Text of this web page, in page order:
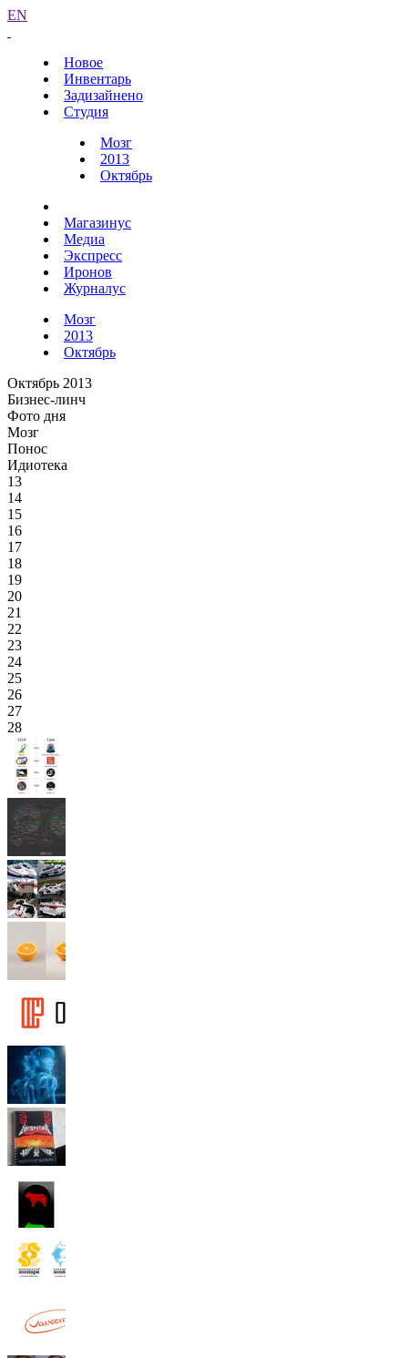
EN
Новое
Инвентарь
Задизайнено
Студия
Мозг
2013
Октябрь
Магазинус
Медиа
Экспресс
Иронов
Журналус
Мозг
2013
Октябрь
Октябрь 2013
Бизнес-линч
Фото дня
Мозг
Понос
Идиотека
13
14
15
16
17
18
19
20
21
22
23
24
25
26
27
28